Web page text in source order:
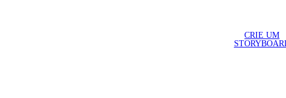
CRIE UM